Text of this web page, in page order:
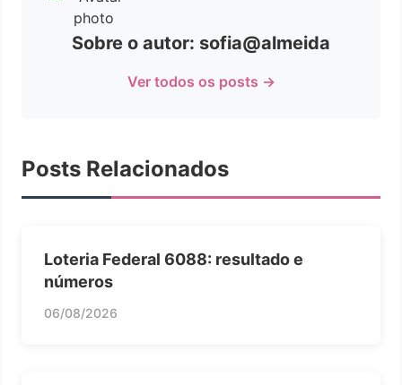
Sobre o autor: sofia@almeida
Ver todos os posts →
Posts Relacionados
Loteria Federal 6088: resultado e
números
06/08/2026